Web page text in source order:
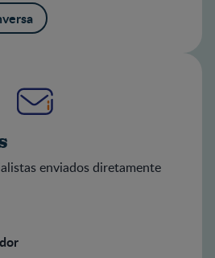
enviados diretamente